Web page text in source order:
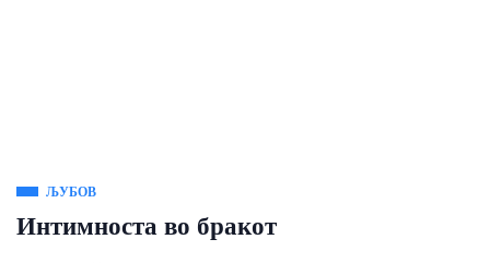
ЉУБОВ
Интимноста во бракот